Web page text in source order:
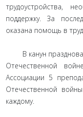
трудоустройства,
поддержку. За
оказана помощь в
В канун
Отечественной
Ассоциации 5
Отечественной
каждому.